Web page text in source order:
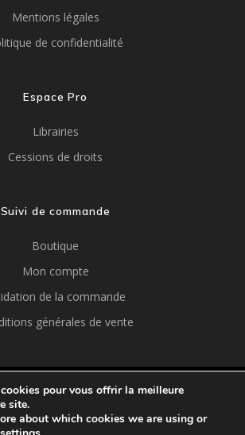
Mentions légales
de confidentialité
Espace Pro
Librairies
Cessions de droits
Suivi de commande
Boutique
Mon compte
de la commande
générales de vente
ALDEIA
pour vous offrir la meilleure
site.
about which cookies we are using or